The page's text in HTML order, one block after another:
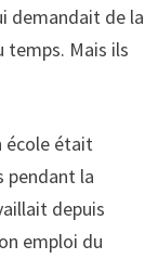
demandait de la
Mais ils
école était
pendant la
depuis
emploi du